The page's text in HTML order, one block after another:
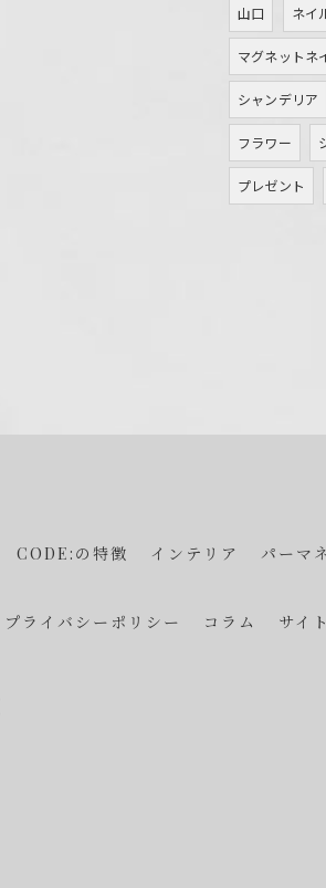
山口 ネイ
マグネットネ
シャンデリア
フラワー
プレゼント
CODE:の特徴 インテリア パーマ
プライバシーポリシー コラム サイ